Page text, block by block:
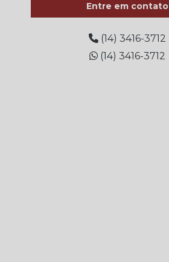
Barra de vergalhão
Barra de vergalhão 1 4
Entre em contato
(14) 3416-3712
(14) 3416-3712